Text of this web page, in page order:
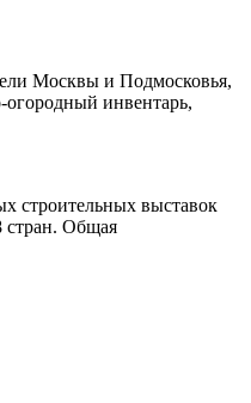
Москвы и Подмосковья,
огородный инвентарь,
строительных выставок
стран. Общая